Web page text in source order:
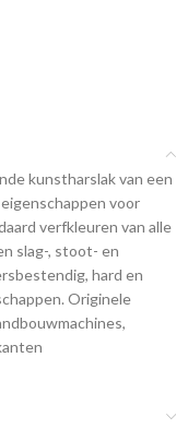
kunstharslak van een
voor
verfkleuren van alle
slag-, stoot- en
hard en
Originele